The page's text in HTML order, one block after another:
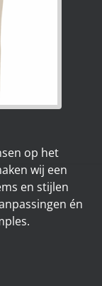
op het
wij een
en stijlen
én